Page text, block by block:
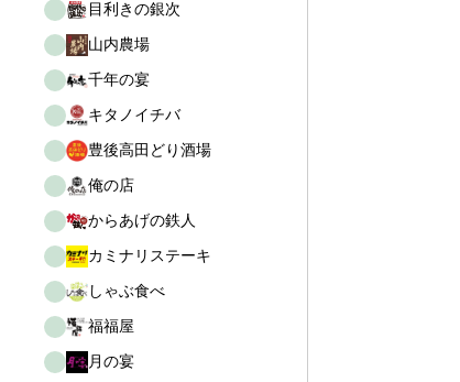
目利きの銀次
山内農場
千年の宴
キタノイチバ
豊後高田どり酒場
俺の店
からあげの鉄人
カミナリステーキ
しゃぶ食べ
福福屋
月の宴